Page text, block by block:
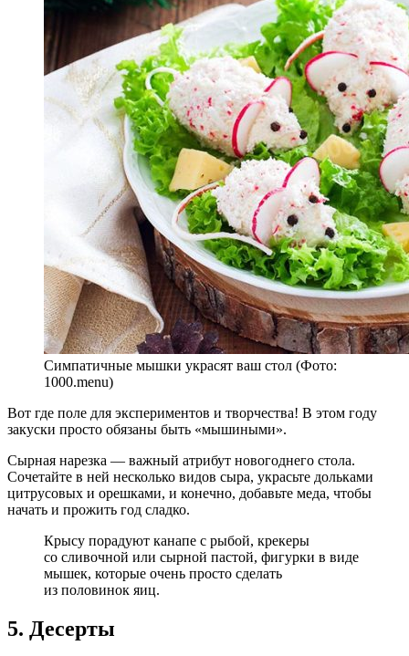
Симпатичные мышки украсят ваш стол (Фото:
1000.menu)
Вот где поле для экспериментов и творчества! В этом году
закуски просто обязаны быть «мышиными».
Сырная нарезка — важный атрибут новогоднего стола.
Сочетайте в ней несколько видов сыра, украсьте дольками
цитрусовых и орешками, и конечно, добавьте меда, чтобы
начать и прожить год сладко.
Крысу порадуют канапе с рыбой, крекеры
со сливочной или сырной пастой, фигурки в виде
мышек, которые очень просто сделать
из половинок яиц.
5. Десерты